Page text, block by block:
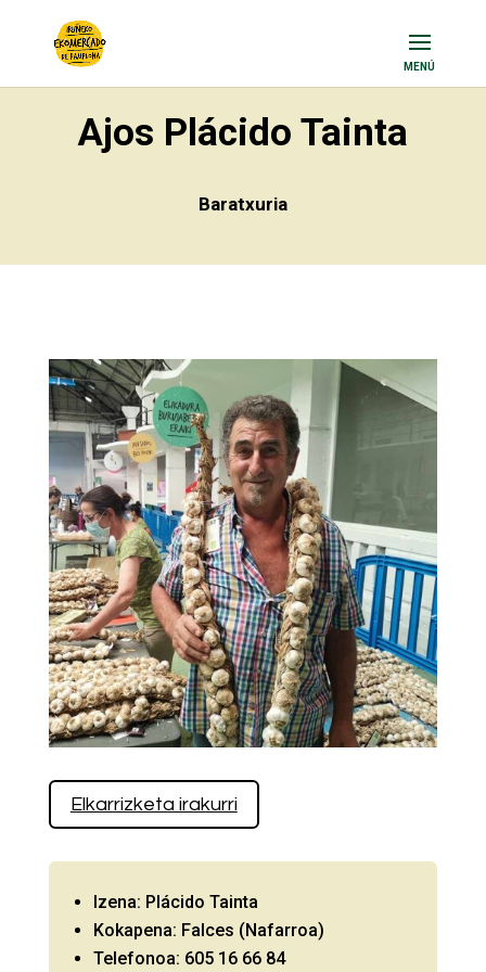
Ajos Plácido Tainta
Baratxuria
Elkarrizketa irakurri
Izena: Plácido Tainta
Kokapena: Falces (Nafarroa)
Telefonoa: 605 16 66 84